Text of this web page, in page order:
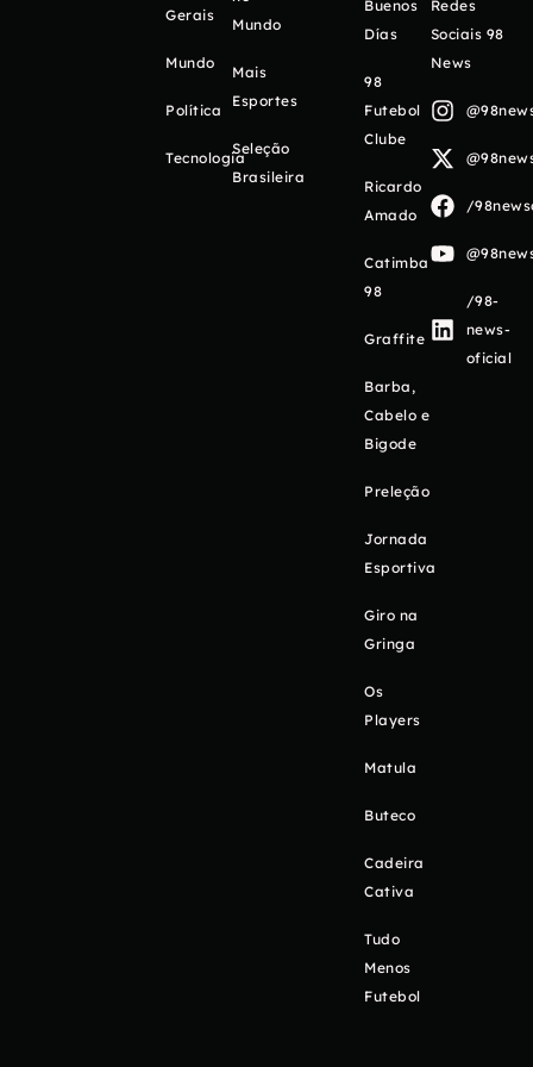
Gerais
Mundo
Política
Tecnologia
Mundo
Mais
Esportes
Seleção
Brasileira
Buenos
Días
98
Futebol
Clube
Ricardo
Amado
Catimba
98
Graffite
Barba,
Cabelo e
Bigode
Preleção
Jornada
Esportiva
Giro na
Gringa
Os
Players
Matula
Buteco
Cadeira
Cativa
Tudo
Menos
Futebol
Redes
Sociais 98
News
/
/98-
news-
oficial